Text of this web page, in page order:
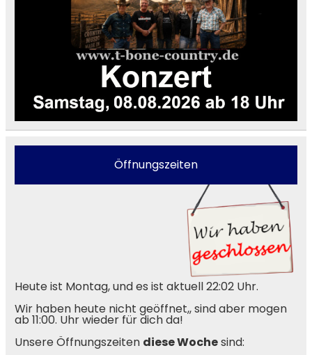
Öffnungszeiten
Heute ist Montag, und es ist aktuell 22:02 Uhr.
Wir haben heute nicht geöffnet,, sind aber mogen
ab 11:00. Uhr wieder für dich da!
Unsere Öffnungszeiten diese Wochesind: